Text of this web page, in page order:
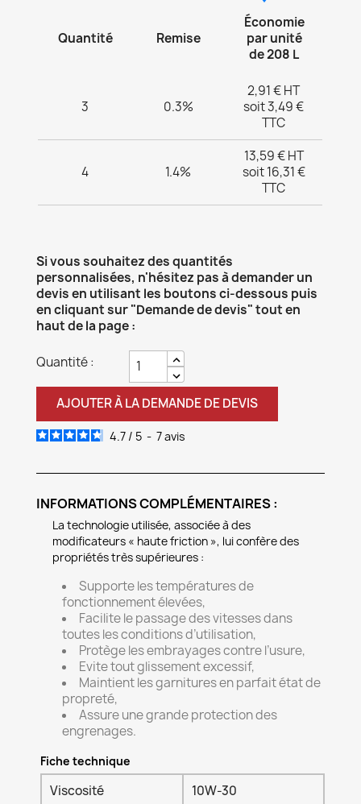
Quantité Remise
Économie
par unité
de 208 L
3 0.3%
2,91 € HT
soit 3,49 €
TTC
4 1.4%
13,59 € HT
soit 16,31 €
TTC
Si vous souhaitez des quantités
personnalisées, n'hésitez pas à demander un
devis en utilisant les boutons ci-dessous puis
en cliquant sur "Demande de devis" tout en
haut de la page :
Quantité :
AJOUTER À LA DEMANDE DE DEVIS
4.7 / 5 - 7avis
INFORMATIONS COMPLÉMENTAIRES :
La technologie utilisée, associée à des
modificateurs « haute friction », lui confère des
propriétés très supérieures :
Supporte les températures de
fonctionnement élevées,
Facilite le passage des vitesses dans
toutes les conditions d’utilisation,
Protège les embrayages contre l’usure,
Evite tout glissement excessif,
Maintient les garnitures en parfait état de
propreté,
Assure une grande protection des
engrenages.
Fiche technique
Viscosité
10W-30